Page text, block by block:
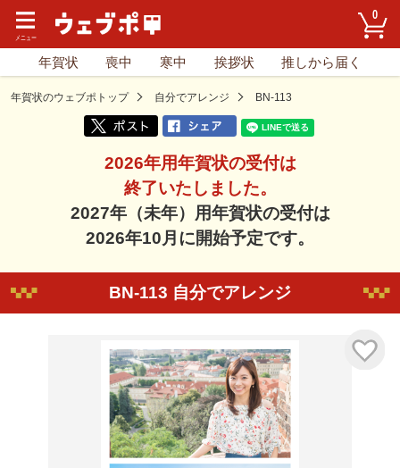
0
年賀状 喪中 寒中 挨拶状 推しから届く
年賀状のウェブポトップ 自分でアレンジ BN-113
2026年用年賀状の受付は
終了いたしました。
2027年（未年）用年賀状の受付は
2026年10月に開始予定です。
BN-113 自分でアレンジ